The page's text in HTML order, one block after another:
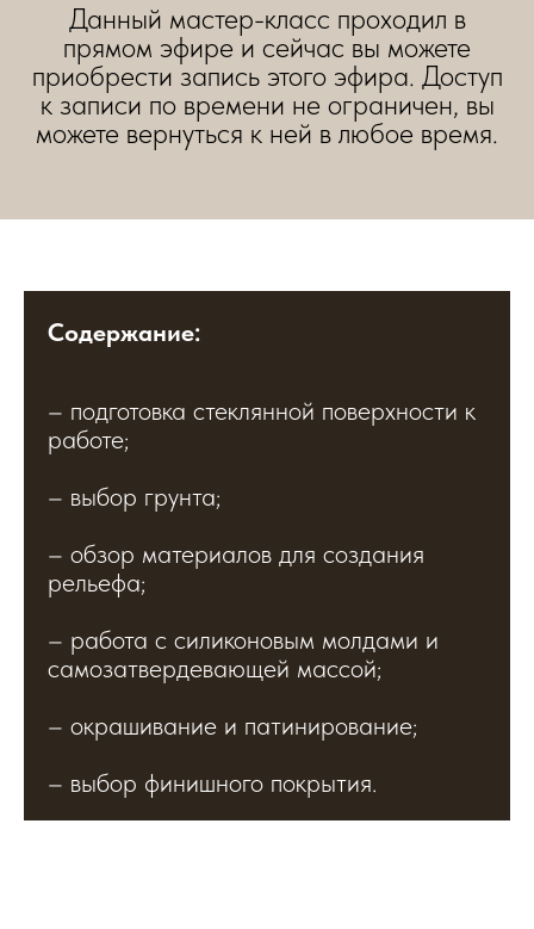
Данный мастер-класс проходил в
прямом эфире и сейчас вы можете
приобрести запись этого эфира. Доступ
к записи по времени не ограничен, вы
можете вернуться к ней в любое время.
Содержание:
– подготовка стеклянной поверхности к
работе;
– выбор грунта;
– обзор материалов для создания
рельефа;
– работа с силиконовым молдами и
самозатвердевающей массой;
– окрашивание и патинирование;
– выбор финишного покрытия.